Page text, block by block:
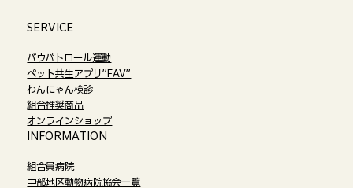
​SERVICE
バウパトロール運動
ペット共生アプリ”FAV”
わんにゃん検診
組合推奨商品
オンラインショップ​
​INFORMATION
組合員病院
中部地区動物病院協会一覧